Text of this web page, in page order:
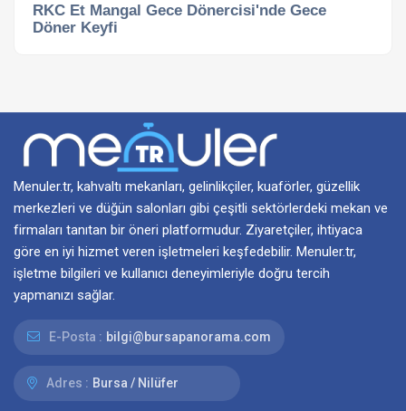
RKC Et Mangal Gece Dönercisi'nde Gece
Döner Keyfi
Menuler.tr, kahvaltı mekanları, gelinlikçiler, kuaförler, güzellik
merkezleri ve düğün salonları gibi çeşitli sektörlerdeki mekan ve
firmaları tanıtan bir öneri platformudur. Ziyaretçiler, ihtiyaca
göre en iyi hizmet veren işletmeleri keşfedebilir. Menuler.tr,
işletme bilgileri ve kullanıcı deneyimleriyle doğru tercih
yapmanızı sağlar.
E-Posta : bilgi@bursapanorama.com
Adres : Bursa / Nilüfer